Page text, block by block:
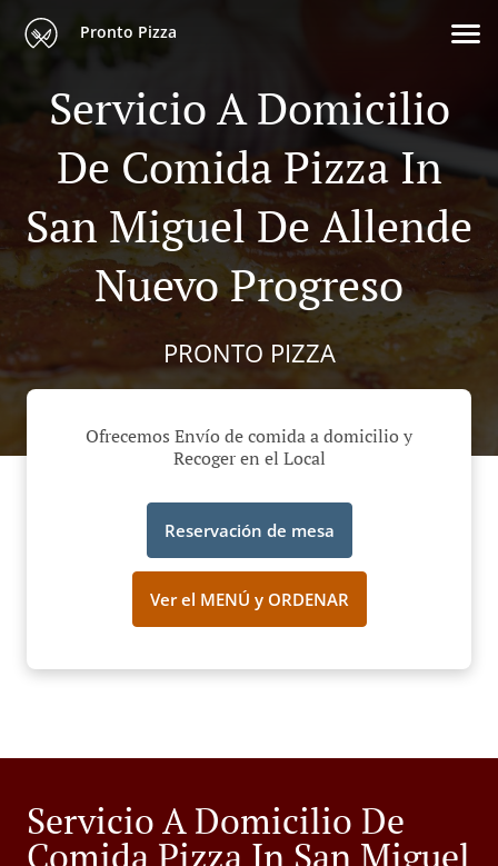
Pronto Pizza
Servicio A Domicilio
De Comida Pizza In
San Miguel De Allende
Nuevo Progreso
PRONTO PIZZA
Ofrecemos Envío de comida a domicilio y
Recoger en el Local
Reservación de mesa
Ver el MENÚ y ORDENAR
Servicio A Domicilio De
Comida Pizza In San Miguel